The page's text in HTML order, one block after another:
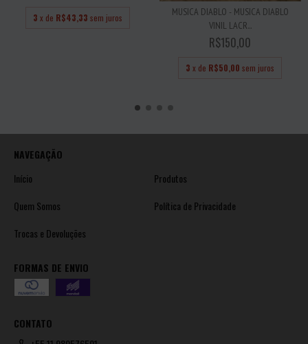
3 x de R$43,33 sem juros
MUSICA DIABLO - MUSICA DIABLO
VINIL LACR...
R$150,00
3 x de R$50,00 sem juros
NAVEGAÇÃO
Início
Produtos
Quem Somos
Política de Privacidade
Trocas e Devoluções
FORMAS DE ENVIO
CONTATO